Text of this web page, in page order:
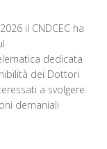
il CNDCEC ha
dedicata
dei Dottori
a svolgere
demaniali